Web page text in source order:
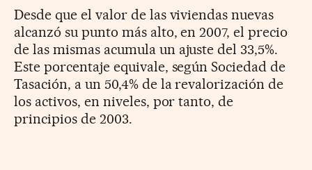
Desde que el valor de las viviendas nuevas
alcanzó su punto más alto, en 2007, el precio
de las mismas acumula un ajuste del 33,5%.
Este porcentaje equivale, según Sociedad de
Tasación, a un 50,4% de la revalorización de
los activos, en niveles, por tanto, de
principios de 2003.